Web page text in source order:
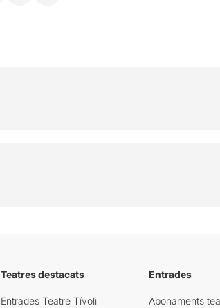
Teatres destacats
Entrades Teatre Tívoli
Entrades
Abonaments